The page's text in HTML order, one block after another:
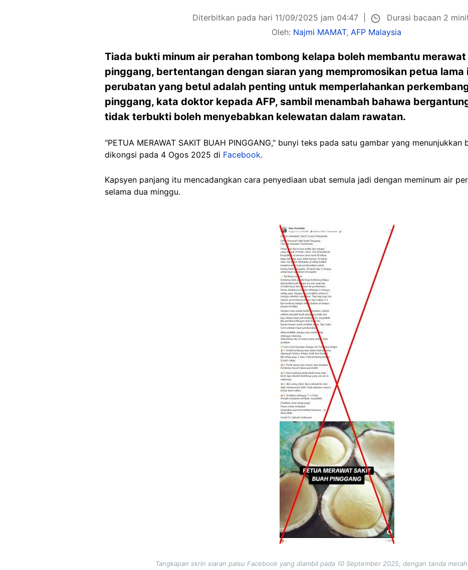
Diterbitkan pada hari 11/09/2025 jam 04:47
Durasi bacaan 2
Oleh: Najmi MAMAT, AFP Malaysia
Tiada bukti minum air perahan tombong kelapa boleh membantu
pinggang, bertentangan dengan siaran yang mempromosikan petua lama
perubatan yang betul adalah penting untuk memperlahankan
pinggang, kata doktor kepada AFP, sambil menambah bahawa
tidak terbukti boleh menyebabkan kelewatan dalam rawatan.
"PETUA MERAWAT SAKIT BUAH PINGGANG," bunyi teks pada satu gambar yang
dikongsi pada 4 Ogos 2025 di Facebook.
Kapsyen panjang itu mencadangkan cara penyediaan ubat semula jadi dengan meminum air
selama dua minggu.
Tangkapan skrin siaran palsu Facebook yang diambil pada 10 September 2025, dengan tanda